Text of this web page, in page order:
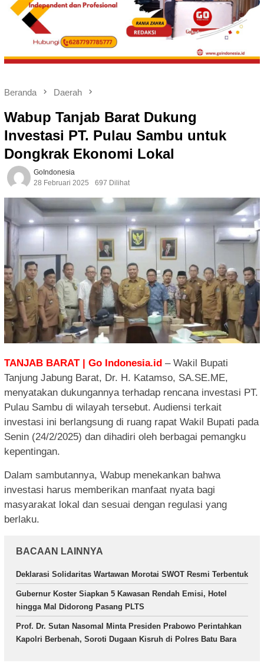
Beranda Daerah
Wabup Tanjab Barat Dukung
Investasi PT. Pulau Sambu untuk
Dongkrak Ekonomi Lokal
GoIndonesia
28 Februari 2025
697 Dilihat
TANJAB BARAT | Go Indonesia.id – Wakil Bupati
Tanjung Jabung Barat, Dr. H. Katamso, SA.SE.ME,
menyatakan dukungannya terhadap rencana investasi PT.
Pulau Sambu di wilayah tersebut. Audiensi terkait
investasi ini berlangsung di ruang rapat Wakil Bupati pada
Senin (24/2/2025) dan dihadiri oleh berbagai pemangku
kepentingan.
Dalam sambutannya, Wabup menekankan bahwa
investasi harus memberikan manfaat nyata bagi
masyarakat lokal dan sesuai dengan regulasi yang
berlaku.
BACAAN LAINNYA
Deklarasi Solidaritas Wartawan Morotai SWOT Resmi Terbentuk
Gubernur Koster Siapkan 5 Kawasan Rendah Emisi, Hotel
hingga Mal Didorong Pasang PLTS
Prof. Dr. Sutan Nasomal Minta Presiden Prabowo Perintahkan
Kapolri Berbenah, Soroti Dugaan Kisruh di Polres Batu Bara